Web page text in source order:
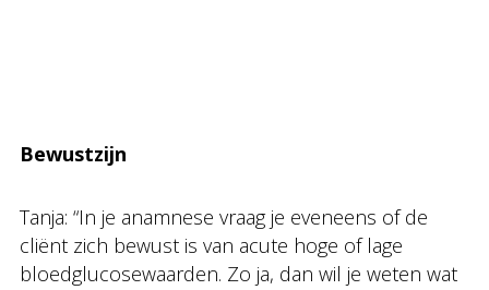
Bewustzijn
Tanja: “In je anamnese vraag je eveneens of de
cliënt zich bewust is van acute hoge of lage
bloedglucosewaarden. Zo ja, dan wil je weten wat